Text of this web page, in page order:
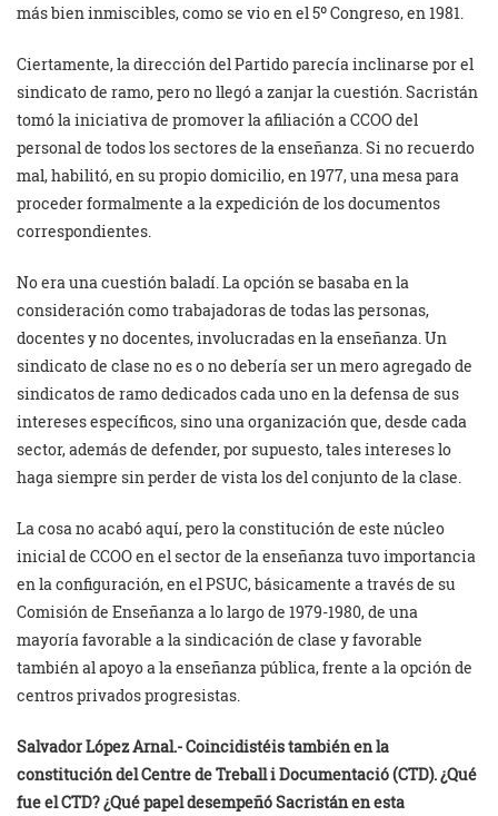
más bien inmiscibles, como se vio en el 5º Congreso, en 1981.
Ciertamente, la dirección del Partido parecía inclinarse por el
sindicato de ramo, pero no llegó a zanjar la cuestión. Sacristán
tomó la iniciativa de promover la afiliación a CCOO del
personal de todos los sectores de la enseñanza. Si no recuerdo
mal, habilitó, en su propio domicilio, en 1977, una mesa para
proceder formalmente a la expedición de los documentos
correspondientes.
No era una cuestión baladí. La opción se basaba en la
consideración como trabajadoras de todas las personas,
docentes y no docentes, involucradas en la enseñanza. Un
sindicato de clase no es o no debería ser un mero agregado de
sindicatos de ramo dedicados cada uno en la defensa de sus
intereses específicos, sino una organización que, desde cada
sector, además de defender, por supuesto, tales intereses lo
haga siempre sin perder de vista los del conjunto de la clase.
La cosa no acabó aquí, pero la constitución de este núcleo
inicial de CCOO en el sector de la enseñanza tuvo importancia
en la configuración, en el PSUC, básicamente a través de su
Comisión de Enseñanza a lo largo de 1979-1980, de una
mayoría favorable a la sindicación de clase y favorable
también al apoyo a la enseñanza pública, frente a la opción de
centros privados progresistas.
Salvador López Arnal.-Coincidistéis también en la
constitución del Centre de Treball i Documentació (CTD). ¿Qué
fue el CTD? ¿Qué papel desempeñó Sacristán en esta